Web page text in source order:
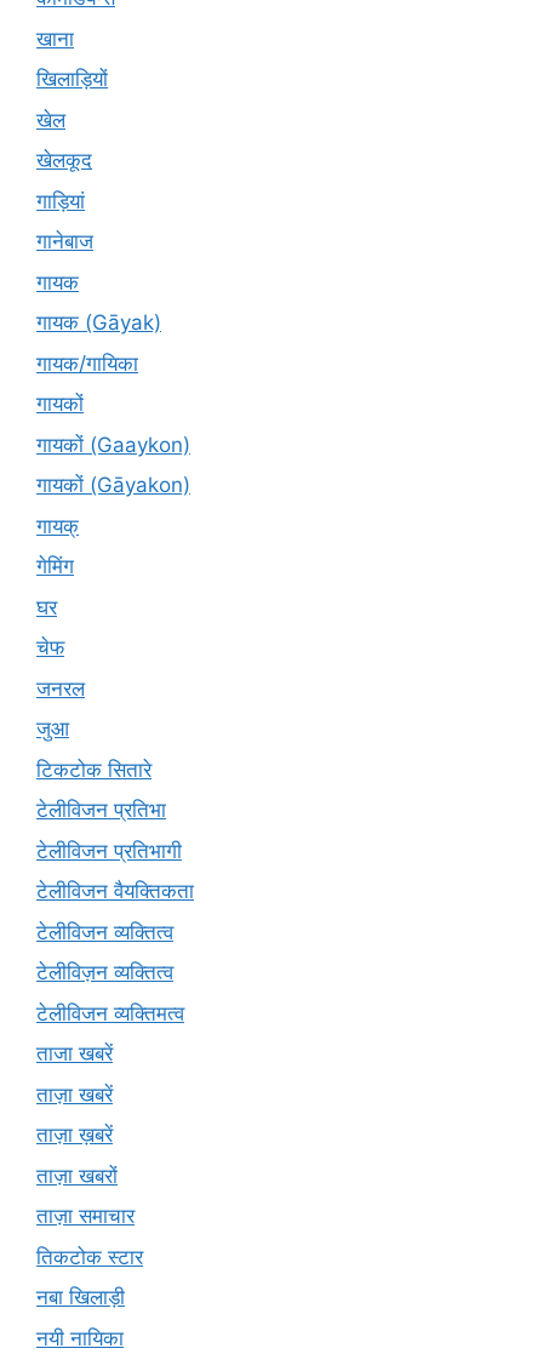
खाना
खिलाड़ियों
खेल
खेलकूद
गाड़ियां
गानेबाज
गायक
गायक (Gāyak)
गायक/गायिका
गायकों
गायकों (Gaaykon)
गायकों (Gāyakon)
गायक्
गेमिंग
घर
चेफ
जनरल
जुआ
टिकटोक सितारे
टेलीविजन प्रतिभा
टेलीविजन प्रतिभागी
टेलीविजन वैयक्तिकता
टेलीविजन व्यक्तित्व
टेलीविज़न व्यक्तित्व
टेलीविजन व्यक्तिमत्व
ताजा खबरें
ताज़ा खबरें
ताज़ा ख़बरें
ताज़ा खबरों
ताज़ा समाचार
तिकटोक स्टार
नबा खिलाड़ी
नयी नायिका